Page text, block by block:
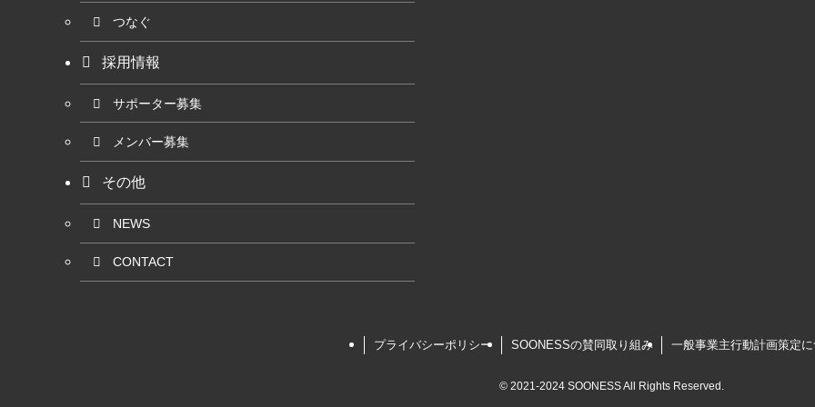
つなぐ
採用情報
サポーター募集
メンバー募集
その他
NEWS
CONTACT
プライバシーポリシー SOONESSの賛同取り組み 一般事業主行動計画策定
©2021-2024 SOONESS All Rights Reserved.